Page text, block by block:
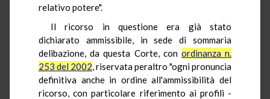
relativo potere".
Il ricorso in questione era già stato
dichiarato ammissibile, in sede di sommaria
delibazione, da questa Corte, con ordinanza n.
253 del 2002, riservata peraltro "ogni pronuncia
definitiva anche in ordine all'ammissibilità del
ricorso, con particolare riferimento ai profili -